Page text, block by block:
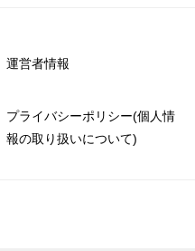
運営者情報
プライバシーポリシー(個人情
報の取り扱いについて)